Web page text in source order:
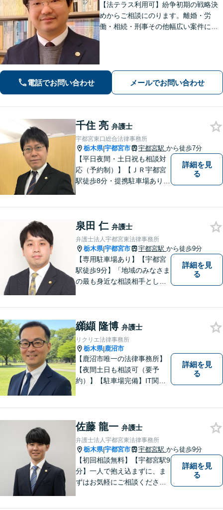
【法テラス利用可】紛争初期の戦略決
めからご相談にのります。離婚・労
働・相続・刑事その他幅広い案件につ
電話でお問い合わせ メールでお問い合わせ
千住 亮 弁護士
宇都宮東口総合法律事務所
栃木県|宇都宮市 宇都宮駅 から徒歩7分
【平日夜間・土日祝も相談対
応（予約制）】【ＪＲ宇都宮
駅徒歩8分・提携駐車場あり】
合わせください。
詳細を見
る
泉田 仁 弁護士
弁護士法人宇都宮東法律事務所
栃木県|宇都宮市 宇都宮駅 から徒歩9分
【専用駐車場あり】【宇都宮
駅徒歩9分】「地域のみなさま
の最も身近な相談相手として
通事故／遺産相続／借金問題
／企業法務／離婚問題などさ
まざまな分野に力を入れてお
ります。
詳細を見
る
纐纈 隆博 弁護士
リクリエ法律事務所
栃木県|鹿沼市
【鹿沼市唯一の法律事務所】
【夜間土日も相談可（要予
約）】【駐車場完備】IT関連
せ下さい。
詳細を見
る
佐藤 龍一 弁護士
弁護士法人宇都宮東法律事務所
栃木県|宇都宮市 宇都宮駅 から徒歩9分
【初回相談無料】【宇都宮駅9
分】一人で抱え込まずに、ま
ずはお気軽にご相談くださ
詳細を見
る